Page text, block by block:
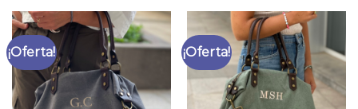
¡Oferta! ¡Oferta!